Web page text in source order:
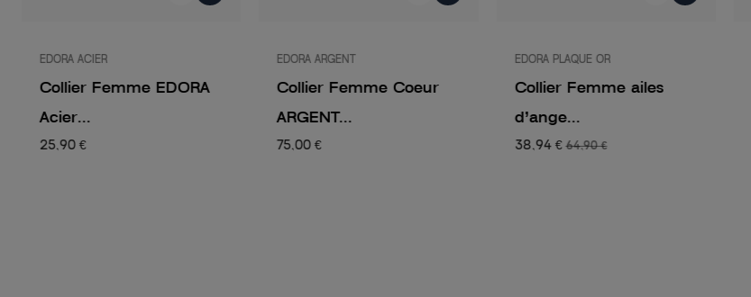
EDORA ACIER
Collier Femme EDORA
Acier...
25,90 €
EDORA ARGENT
Collier Femme Coeur
ARGENT...
75,00 €
EDORA PLAQUE OR
Collier Femme ailes
d’ange...
38,94 €64,90 €